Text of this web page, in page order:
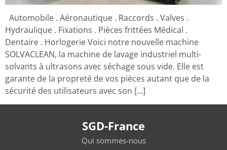
Automobile . Aéronautique . Raccords . Valves .
Hydraulique . Fixations . Pièces frittées Médical .
Dentaire . Horlogerie Voici notre nouvelle machine
SOLVACLEAN, la machine de lavage industriel multi-
solvants à ultrasons avec séchage sous vide. Elle est
garante de la propreté de vos pièces autant que de la
sécurité des utilisateurs avec son […]
SGD-France
Qui sommes-nous